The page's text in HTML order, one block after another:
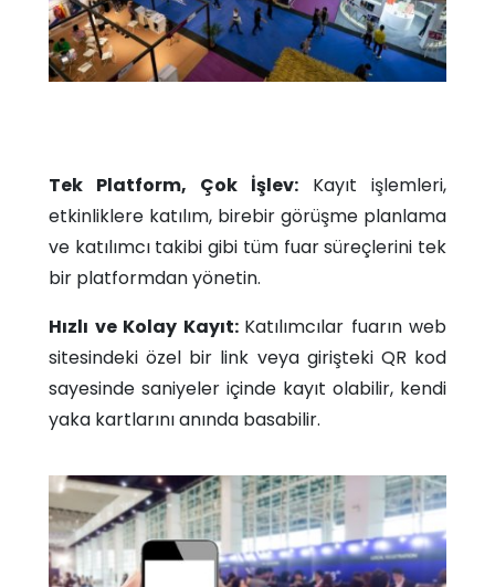
Tek Platform, Çok İşlev: Kayıt işlemleri,
etkinliklere katılım, birebir görüşme planlama
ve katılımcı takibi gibi tüm fuar süreçlerini tek
bir platformdan yönetin.
Hızlı ve Kolay Kayıt: Katılımcılar fuarın web
sitesindeki özel bir link veya girişteki QR kod
sayesinde saniyeler içinde kayıt olabilir, kendi
yaka kartlarını anında basabilir.